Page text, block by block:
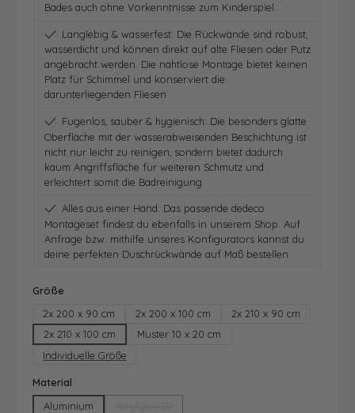
Bades auch ohne Vorkenntnisse zum Kinderspiel.
Langlebig & wasserfest: Die Rückwände sind robust,
wasserdicht und können direkt auf alte Fliesen oder Putz
angebracht werden. Die nahtlose Montage bietet keinen
Platz für Schimmel und konserviert die
darunterliegenden Fliesen
Fugenlos, sauber & hygienisch: Die besonders glatte
Oberfläche mit der wasserabweisenden Beschichtung ist
nicht nur leicht zu reinigen, sondern bietet dadurch
kaum Angriffsfläche für weiteren Schmutz und
erleichtert somit die Badreinigung
Alles aus einer Hand: Das passende dedeco
Montageset findest du ebenfalls in unserem Shop. Auf
Anfrage bzw. mithilfe unseres Konfigurators kannst du
deine perfekten Duschrückwände auf Maß bestellen
Größe
2x 200 x 90 cm
2x 200 x 100 cm
2x 210 x 90 cm
2x 210 x 100 cm
Muster 10 x 20 cm
Individuelle Größe
Material
Aluminium